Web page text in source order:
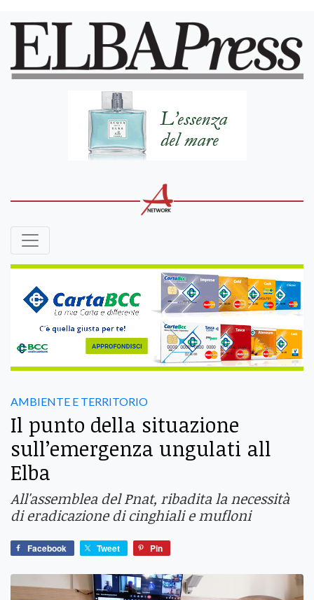
AMBIENTE E TERRITORIO
Il punto della situazione
sull’emergenza ungulati all
Elba
All'assemblea del Pnat, ribadita la necessità
di eradicazione di cinghiali e mufloni
Facebook Tweet Pin